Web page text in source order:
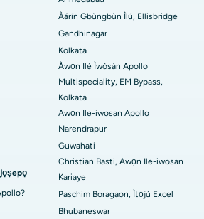
ni Arera Colony, Bhopal
ni Jayanagar, Bangalore
ni KK Nagar, Madurai
ni Ramji Nagar, Nellore
ni Apa-19, Rourkela
ni Swargate, Pune
obinrin ti o dara julọ ni Guusu Delhi
Àárín Gbùngbùn Ìlú, Ellisbridge
Gandhinagar
Kolkata
Àwọn Ilé Ìwòsàn Apollo
Multispeciality, EM Bypass,
Kolkata
Awọn Ile-iwosan Apollo
Narendrapur
Guwahati
Christian Basti, Awọn Ile-iwosan
Kariaye
Paschim Boragaon, Ìtọ́jú Excel
Bhubaneswar